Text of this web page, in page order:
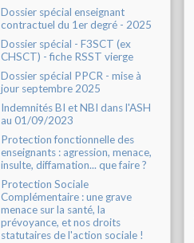
Dossier spécial enseignant
contractuel du 1er degré - 2025
Dossier spécial - F3SCT (ex
CHSCT) - fiche RSST vierge
Dossier spécial PPCR - mise à
jour septembre 2025
Indemnités BI et NBI dans l'ASH
au 01/09/2023
Protection fonctionnelle des
enseignants : agression, menace,
insulte, diffamation... que faire ?
Protection Sociale
Complémentaire : une grave
menace sur la santé, la
prévoyance, et nos droits
statutaires de l'action sociale !